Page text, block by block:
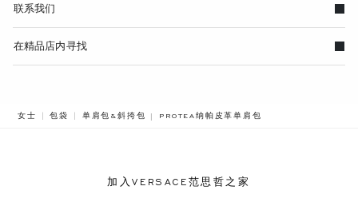
联系我们
在精品店内寻找
女士 包袋 单肩包&斜挎包 BREADCRUMB.ADA.LABEL.CURRENT
PROTEA纳帕皮革单肩包
加入VERSACE范思哲之家